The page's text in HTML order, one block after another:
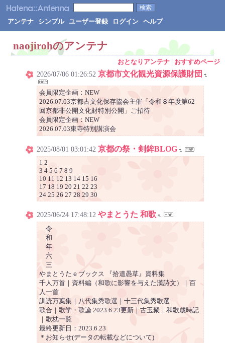
アンテナ シンプル ユーザー登録 ログイン ヘルプ
naojirohのアンテナ
おとなりアンテナ | おすすめページ
2026/07/06 01:26:52 京都市文化観光資源保護財団
会員限定企画：NEW
2026.07.03京都古文化保存協会主催「令和８年度第62
回京都非公開文化財特別公開」ご招待
会員限定企画：NEW
2026.07.03東寺特別講演会
2025/08/01 03:01:42 京都の祭・剣鉾BLOG
1 2
3 4 5 6 7 8 9
10 11 12 13 14 15 16
17 18 19 20 21 22 23
24 25 26 27 28 29 30
2025/06/24 17:48:12 やまとうた 和歌
令
和
年
六
三
やまとうたｅブックス 『拾遺愚草』資料集
千人万首｜資料編（和歌に影響を与えた漢詩文）｜百
人一首
訓読万葉集｜八代集秀歌選｜十三代集秀歌選
歌合｜歌学・歌論 2023.6.23更新｜古玉聚｜和歌歳時記
｜歌枕一覧
最終更新日：2023.6.23
＊お知らせ(データの転載などについて)